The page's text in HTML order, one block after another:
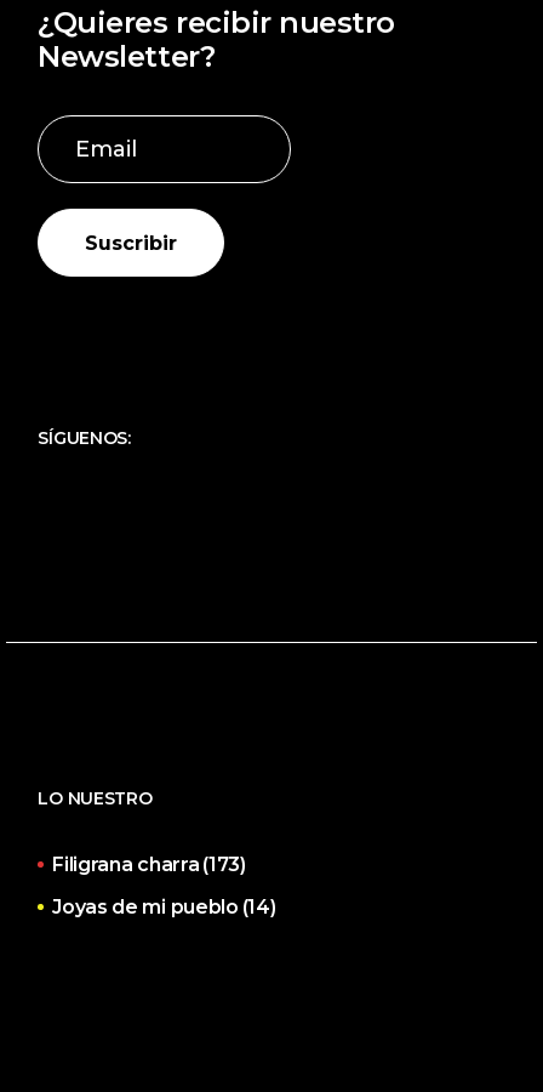
¿Quieres recibir nuestro
Newsletter?
Suscribir
SÍGUENOS:
LO NUESTRO
Filigrana charra (173)
Joyas de mi pueblo (14)